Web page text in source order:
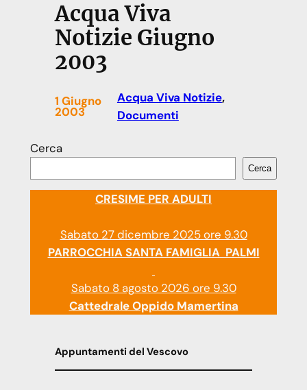
Acqua Viva
Notizie Giugno
2003
1 Giugno
2003
Acqua Viva Notizie,
Documenti
Cerca
Cerca
CRESIME PER ADULTI
Sabato 27 dicembre 2025 ore 9.30
PARROCCHIA SANTA FAMIGLIA PALMI
Sabato 8 agosto 2026 ore 9.30
Cattedrale Oppido Mamertina
Appuntamenti del Vescovo